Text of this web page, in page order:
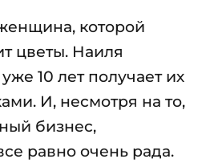
которой
цветы. Наиля
10 лет получает их
И, несмотря на то,
бизнес,
равно очень рада.